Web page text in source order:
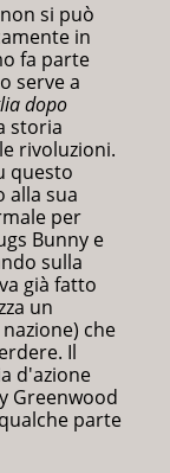
si può
in
fa parte
serve a
dopo
storia
rivoluzioni.
questo
alla sua
per
Bunny e
sulla
già fatto
un
che
Il
d'azione
Greenwood
parte